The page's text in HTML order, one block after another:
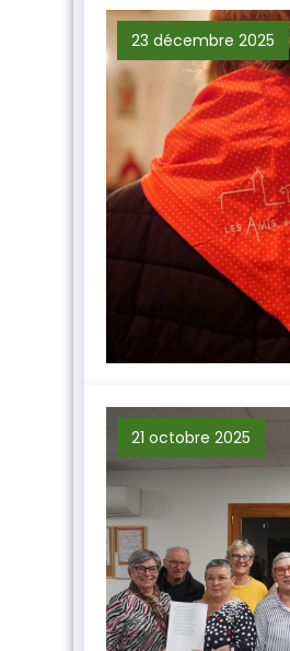
23 décembre 2025
21 octobre 2025